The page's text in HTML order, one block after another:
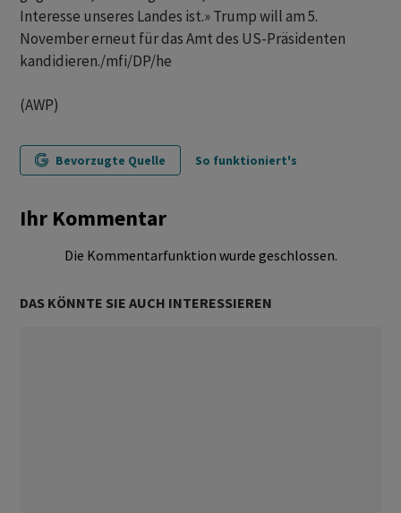
Interesse unseres Landes ist.» Trump will am 5.
November erneut für das Amt des US-Präsidenten
kandidieren./mfi/DP/he
(AWP)
Bevorzugte Quelle So funktioniert's
Ihr Kommentar
Die Kommentarfunktion wurde geschlossen.
DAS KÖNNTE SIE AUCH INTERESSIEREN